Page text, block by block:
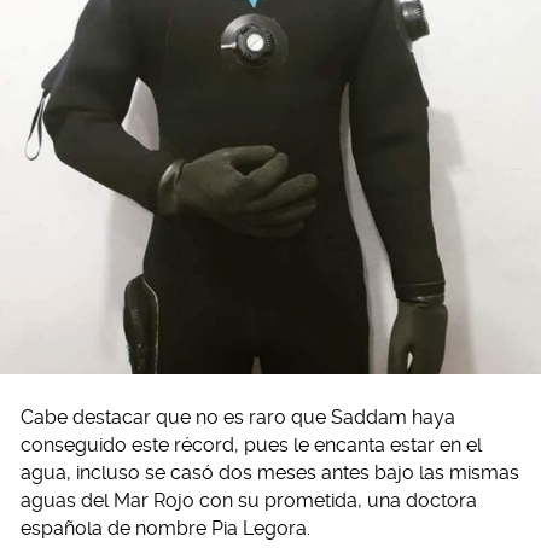
Cabe destacar que no es raro que Saddam haya
conseguido este récord, pues le encanta estar en el
agua, incluso se casó dos meses antes bajo las mismas
aguas del Mar Rojo con su prometida, una doctora
española de nombre Pia Legora.